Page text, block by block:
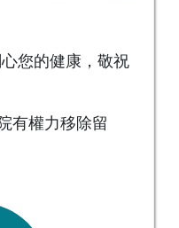
您的健康，敬祝
有權力移除留